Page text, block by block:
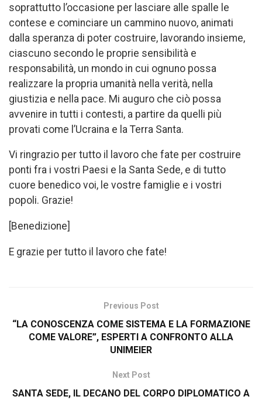
soprattutto l’occasione per lasciare alle spalle le
contese e cominciare un cammino nuovo, animati
dalla speranza di poter costruire, lavorando insieme,
ciascuno secondo le proprie sensibilità e
responsabilità, un mondo in cui ognuno possa
realizzare la propria umanità nella verità, nella
giustizia e nella pace. Mi auguro che ciò possa
avvenire in tutti i contesti, a partire da quelli più
provati come l’Ucraina e la Terra Santa.
Vi ringrazio per tutto il lavoro che fate per costruire
ponti fra i vostri Paesi e la Santa Sede, e di tutto
cuore benedico voi, le vostre famiglie e i vostri
popoli. Grazie!
[Benedizione]
E grazie per tutto il lavoro che fate!
Previous Post
“LA CONOSCENZA COME SISTEMA E LA FORMAZIONE
COME VALORE”, ESPERTI A CONFRONTO ALLA
UNIMEIER
Next Post
SANTA SEDE, IL DECANO DEL CORPO DIPLOMATICO A